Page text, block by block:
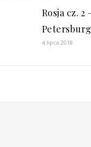
Rosja cz. 2
Petersburg
4 lipca 2018